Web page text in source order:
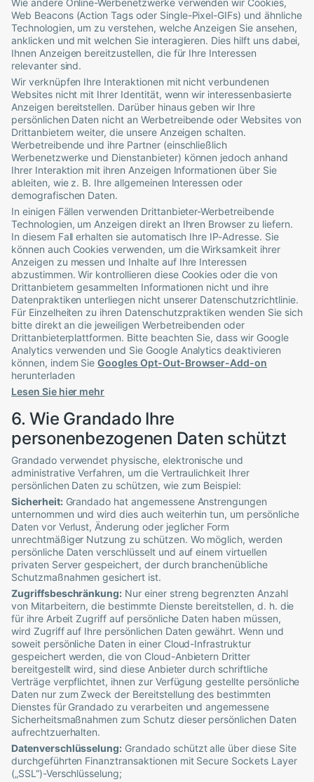
Web Beacons (Action Tags oder Single-Pixel-GIFs) und ähnliche
Technologien, um zu verstehen, welche Anzeigen Sie ansehen,
anklicken und mit welchen Sie interagieren. Dies hilft uns dabei,
Ihnen Anzeigen bereitzustellen, die für Ihre Interessen
relevanter sind.
Wir verknüpfen Ihre Interaktionen mit nicht verbundenen
Websites nicht mit Ihrer Identität, wenn wir interessenbasierte
Anzeigen bereitstellen. Darüber hinaus geben wir Ihre
persönlichen Daten nicht an Werbetreibende oder Websites von
Drittanbietern weiter, die unsere Anzeigen schalten.
Werbetreibende und ihre Partner (einschließlich
Werbenetzwerke und Dienstanbieter) können jedoch anhand
Ihrer Interaktion mit ihren Anzeigen Informationen über Sie
ableiten, wie z. B. Ihre allgemeinen Interessen oder
demografischen Daten.
In einigen Fällen verwenden Drittanbieter-Werbetreibende
Technologien, um Anzeigen direkt an Ihren Browser zu liefern.
In diesem Fall erhalten sie automatisch Ihre IP-Adresse. Sie
können auch Cookies verwenden, um die Wirksamkeit ihrer
Anzeigen zu messen und Inhalte auf Ihre Interessen
abzustimmen. Wir kontrollieren diese Cookies oder die von
Drittanbietern gesammelten Informationen nicht und ihre
Datenpraktiken unterliegen nicht unserer Datenschutzrichtlinie.
Für Einzelheiten zu ihren Datenschutzpraktiken wenden Sie sich
bitte direkt an die jeweiligen Werbetreibenden oder
Drittanbieterplattformen. Bitte beachten Sie, dass wir Google
Analytics verwenden und Sie Google Analytics deaktivieren
können, indem SieGoogles Opt-Out-Browser-Add-on
herunterladen
Lesen Sie hier mehr
6. Wie GrandadoIhre
personenbezogenen Daten schützt
Grandadoverwendet physische, elektronische und
administrative Verfahren, um die Vertraulichkeit Ihrer
persönlichen Daten zu schützen, wie zum Beispiel:
Sicherheit: Grandado hat angemessene Anstrengungen
unternommen und wird dies auch weiterhin tun, um persönliche
Daten vor Verlust, Änderung oder jeglicher Form
unrechtmäßiger Nutzung zu schützen. Wo möglich, werden
persönliche Daten verschlüsselt und auf einem virtuellen
privaten Server gespeichert, der durch branchenübliche
Schutzmaßnahmen gesichert ist.
Zugriffsbeschränkung: Nur einer streng begrenzten Anzahl
von Mitarbeitern, die bestimmte Dienste bereitstellen, d. h. die
für ihre Arbeit Zugriff auf persönliche Daten haben müssen,
wird Zugriff auf Ihre persönlichen Daten gewährt. Wenn und
soweit persönliche Daten in einer Cloud-Infrastruktur
gespeichert werden, die von Cloud-Anbietern Dritter
bereitgestellt wird, sind diese Anbieter durch schriftliche
Verträge verpflichtet, ihnen zur Verfügung gestellte persönliche
Daten nur zum Zweck der Bereitstellung des bestimmten
Dienstes für Grandado zu verarbeiten und angemessene
Sicherheitsmaßnahmen zum Schutz dieser persönlichen Daten
aufrechtzuerhalten.
Datenverschlüsselung: Grandadoschützt alle über diese Site
durchgeführten Finanztransaktionen mit Secure Sockets Layer
(„SSL“)-Verschlüsselung;